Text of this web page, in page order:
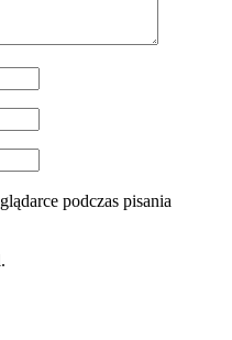
podczas pisania